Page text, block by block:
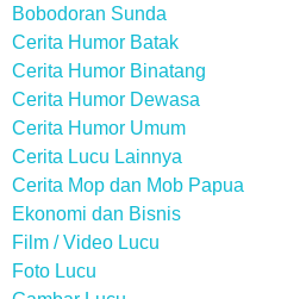
Bobodoran Sunda
Cerita Humor Batak
Cerita Humor Binatang
Cerita Humor Dewasa
Cerita Humor Umum
Cerita Lucu Lainnya
Cerita Mop dan Mob Papua
Ekonomi dan Bisnis
Film / Video Lucu
Foto Lucu